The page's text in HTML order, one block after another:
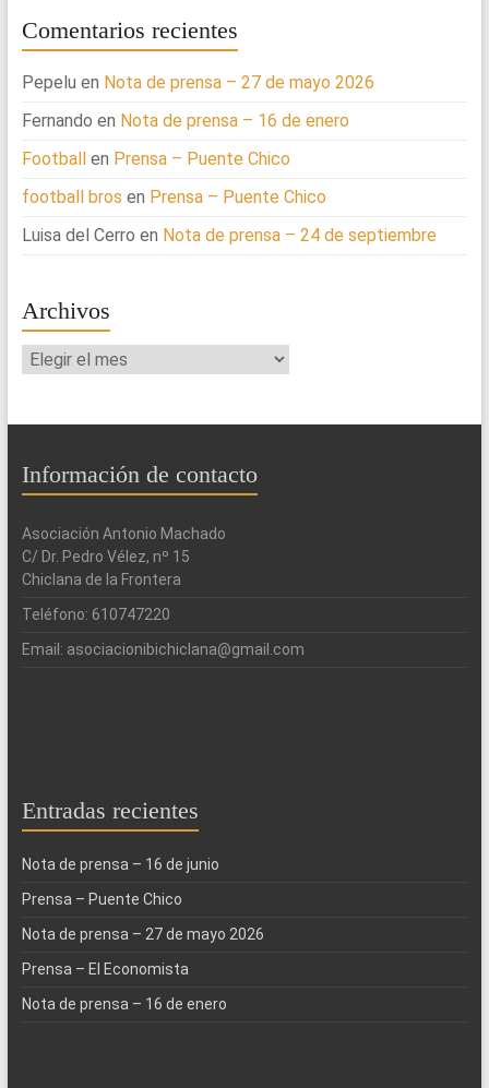
Comentarios recientes
Pepelu en Nota de prensa – 27 de mayo 2026
Fernando en Nota de prensa – 16 de enero
Footballen Prensa – Puente Chico
football bros en Prensa – Puente Chico
Luisa del Cerro en Nota de prensa – 24 de septiembre
Archivos
Archivos
Información de contacto
Asociación Antonio Machado
C/ Dr. Pedro Vélez, nº 15
Chiclana de la Frontera
Teléfono: 610747220
Email: asociacionibichiclana@gmail.com
Entradas recientes
Nota de prensa – 16 de junio
Prensa – Puente Chico
Nota de prensa – 27 de mayo 2026
Prensa – El Economista
Nota de prensa – 16 de enero